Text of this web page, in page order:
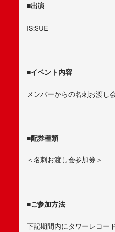
■出演
IS:SUE
■イベント内容
メンバーからの名刺お渡
■配券種類
＜名刺お渡し会参加券＞
■ご参加方法
下記期間内にタワーレコー